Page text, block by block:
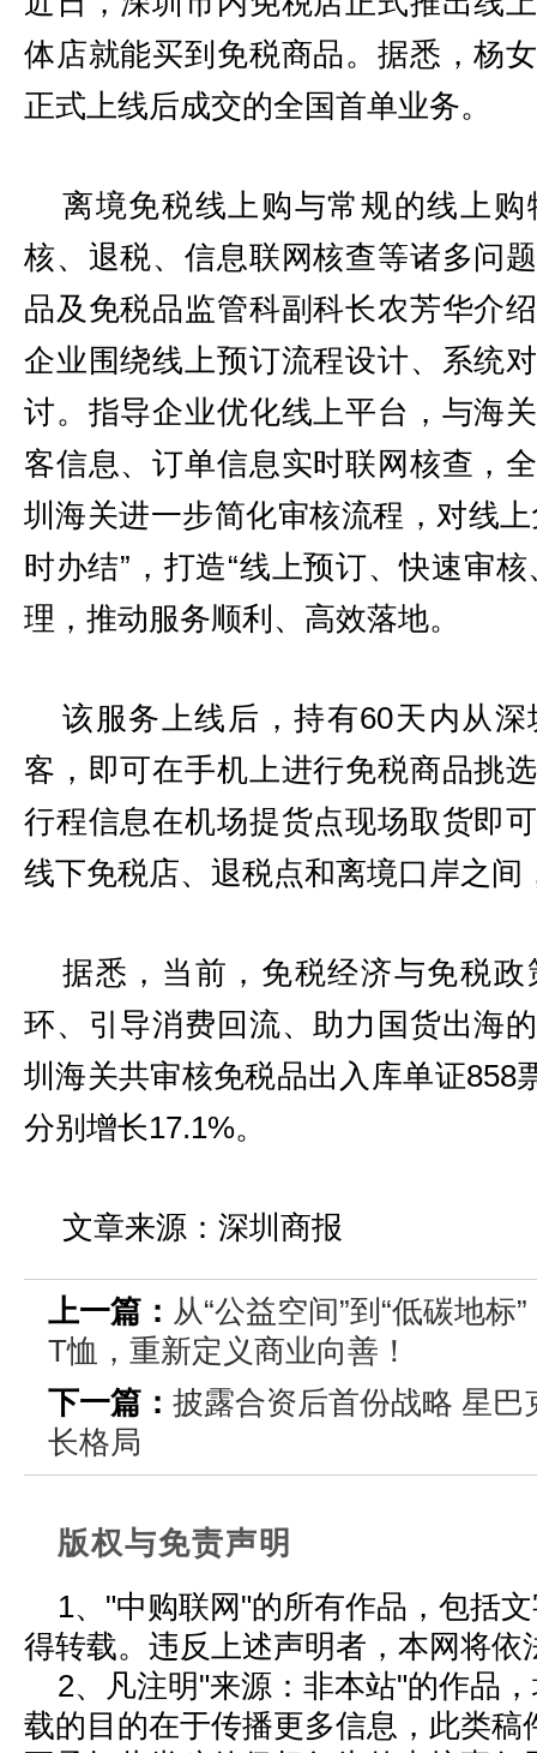
体店就能买到免税商品。据悉，杨
正式上线后成交的全国首单业务。
离境免税线上购与常规的线上
核、退税、信息联网核查等诸多问
品及免税品监管科副科长农芳华介
企业围绕线上预订流程设计、系统
讨。指导企业优化线上平台，与海
客信息、订单信息实时联网核查，
圳海关进一步简化审核流程，对线
时办结”，打造“线上预订、快速审
理，推动服务顺利、高效落地。
该服务上线后，持有60天内从
客，即可在手机上进行免税商品挑
行程信息在机场提货点现场取货即
线下免税店、退税点和离境口岸之
据悉，当前，免税经济与免税
环、引导消费回流、助力国货出海
圳海关共审核免税品出入库单证858
分别增长17.1%。
文章来源：深圳商报
上一篇： 从“公益空间”到“低碳地
T恤，重新定义商业向善！
下一篇： 披露合资后首份战略 星巴
长格局
版权与免责声明
1、"中购联网"的所有作品，包括
得转载。违反上述声明者，本网将依
2、凡注明"来源：非本站"的作品
载的目的在于传播更多信息，此类